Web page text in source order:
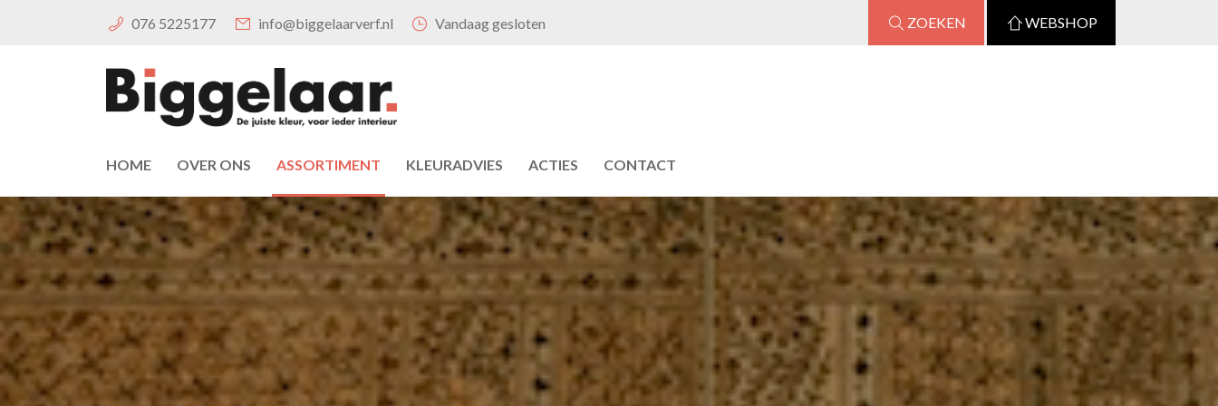
076 5225177 info@biggelaarverf.nl Vandaag gesloten ZOEKEN WEBSHOP
HOME OVER ONS ASSORTIMENT KLEURADVIES ACTIES CONTACT